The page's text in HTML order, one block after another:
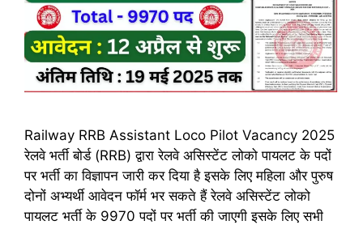
Railway RRB Assistant Loco Pilot Vacancy 2025
रेलवे भर्ती बोर्ड (RRB) द्वारा रेलवे असिस्टेंट लोको पायलट के पदों
पर भर्ती का विज्ञापन जारी कर दिया है इसके लिए महिला और पुरुष
दोनों अभ्यर्थी आवेदन फॉर्म भर सकते हैं रेलवे असिस्टेंट लोको
पायलट भर्ती के 9970 पदों पर भर्ती की जाएगी इसके लिए सभी